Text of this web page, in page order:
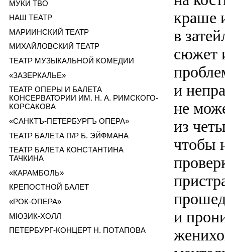
краше
в
сюжет
и
не
из
чтобы
и
МУКИ ТВО
НАШ ТЕАТР
МАРИИНСКИЙ ТЕАТР
МИХАЙЛОВСКИЙ ТЕАТР
ТЕАТР МУЗЫКАЛЬНОЙ КОМЕДИИ
«ЗАЗЕРКАЛЬЕ»
ТЕАТР ОПЕРЫ И БАЛЕТА
КОНСЕРВАТОРИИ ИМ. Н. А. РИМСКОГО-
КОРСАКОВА
«САНКТЪ-ПЕТЕРБУРГЪ ОПЕРА»
ТЕАТР БАЛЕТА П/Р Б. ЭЙФМАНА
ТЕАТР БАЛЕТА КОНСТАНТИНА
ТАЧКИНА
«КАРАМБОЛЬ»
КРЕПОСТНОЙ БАЛЕТ
«РОК-ОПЕРА»
МЮЗИК-ХОЛЛ
ПЕТЕРБУРГ-КОНЦЕРТ Н. ПОТАПОВА